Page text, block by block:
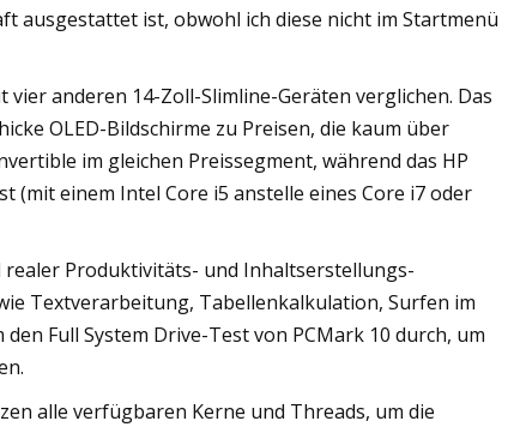
ausgestattet ist, obwohl ich diese nicht im Startmenü
anderen 14-Zoll-Slimline-Geräten verglichen. Das
OLED-Bildschirme zu Preisen, die kaum über
im gleichen Preissegment, während das HP
(mit einem Intel Core i5 anstelle eines Core i7 oder
realer Produktivitäts- und Inhaltserstellungs-
Textverarbeitung, Tabellenkalkulation, Surfen im
Full System Drive-Test von PCMark 10 durch, um
alle verfügbaren Kerne und Threads, um die